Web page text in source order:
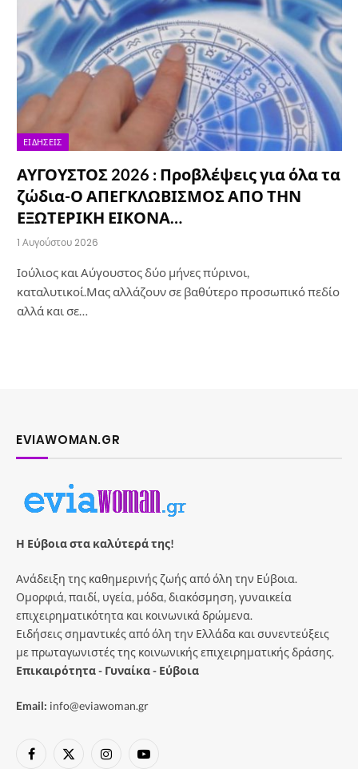
ΕΙΔΉΣΕΙΣ
ΑΥΓΟΥΣΤΟΣ 2026 : Προβλέψεις για όλα τα
ζώδια-Ο ΑΠΕΓΚΛΩΒΙΣΜΟΣ ΑΠΟ ΤΗΝ
ΕΞΩΤΕΡΙΚΗ ΕΙΚΟΝΑ…
1 Αυγούστου 2026
Ιούλιος και Αύγουστος δύο μήνες πύρινοι,
καταλυτικοί.Μας αλλάζουν σε βαθύτερο προσωπικό πεδίο
αλλά και σε…
EVIAWOMAN.GR
Η Εύβοια στα καλύτερά της!
Ανάδειξη της καθημερινής ζωής από όλη την Εύβοια.
Ομορφιά, παιδί, υγεία, μόδα, διακόσμηση, γυναικεία
επιχειρηματικότητα και κοινωνικά δρώμενα.
Ειδήσεις σημαντικές από όλη την Ελλάδα και συνεντεύξεις
με πρωταγωνιστές της κοινωνικής επιχειρηματικής δράσης.
Επικαιρότητα - Γυναίκα - Εύβοια
Email: info@eviawoman.gr
Facebook
X
InstagramYouTube